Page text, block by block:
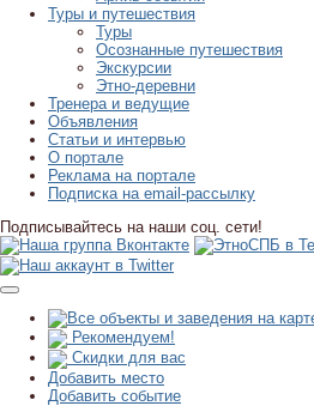
Туры и путешествия
Туры
Осознанные путешествия
Экскурсии
Этно-деревни
Тренера и ведущие
Объявления
Статьи и интервью
О портале
Реклама на портале
Подписка на email-рассылку
Подписывайтесь на наши соц. сети!
Рекомендуем!
Скидки для вас
Добавить место
Добавить событие